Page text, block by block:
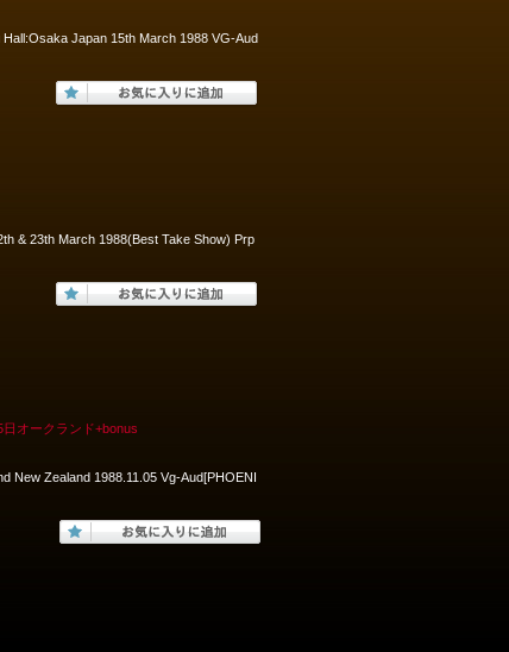
Japan 15th March 1988 VG-Aud
& 23th March 1988(Best Take Show) Prp
オークランド+bonus
New Zealand 1988.11.05 Vg-Aud[PHOENI